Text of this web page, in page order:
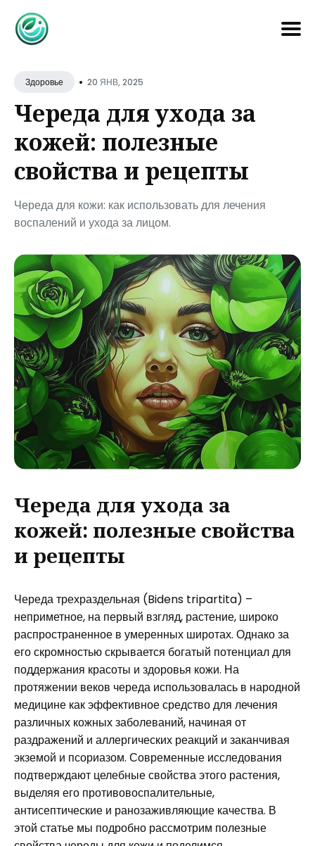
for
Здоровье • 20 ЯНВ, 2025
Череда для ухода за
кожей: полезные
свойства и рецепты
Череда для кожи: как использовать для лечения
воспалений и ухода за лицом.
Череда для ухода за
кожей: полезные свойства
и рецепты
Череда трехраздельная (Bidens tripartita) –
неприметное, на первый взгляд, растение, широко
распространенное в умеренных широтах. Однако за
его скромностью скрывается богатый потенциал для
поддержания красоты и здоровья кожи. На
протяжении веков череда использовалась в народной
медицине как эффективное средство для лечения
различных кожных заболеваний, начиная от
раздражений и аллергических реакций и заканчивая
экземой и псориазом. Современные исследования
подтверждают целебные свойства этого растения,
выделяя его противовоспалительные,
антисептические и ранозаживляющие качества. В
этой статье мы подробно рассмотрим полезные